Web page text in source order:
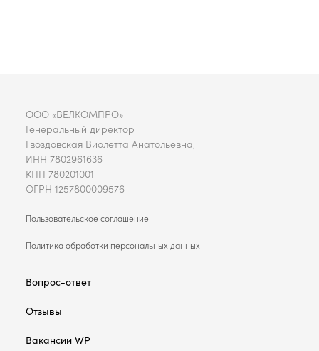
ООО «ВЕЛКОМПРО»
Генеральный директор
Гвоздовская Виолетта Анатольевна,
ИНН 7802961636
КПП 780201001
ОГРН 1257800009576
Пользовательское соглашение
Политика обработки персональных данных
Вопрос-ответ
Отзывы
Вакансии WP